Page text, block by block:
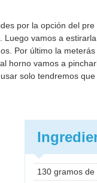
por la opción del
vamos a
Por último la
horno vamos a
solo tendremos
130 gramos de